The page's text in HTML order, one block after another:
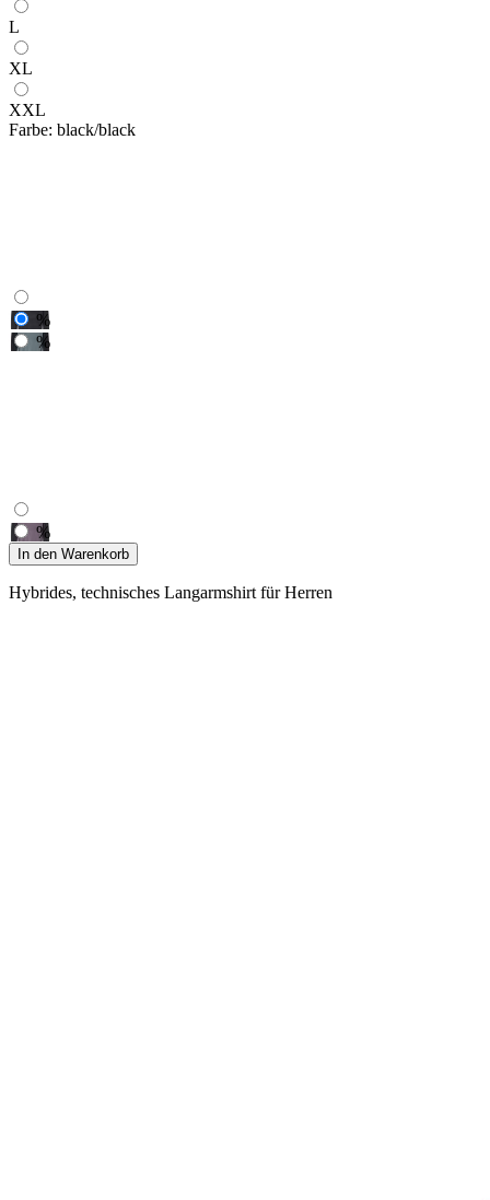
L
XL
XXL
Farbe: black/black
%
%
%
In den Warenkorb
Hybrides, technisches Langarmshirt für Herren